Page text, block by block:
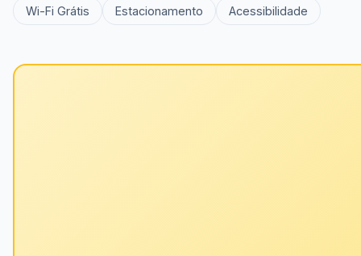
Wi-Fi Grátis Estacionamento Acessibilidade